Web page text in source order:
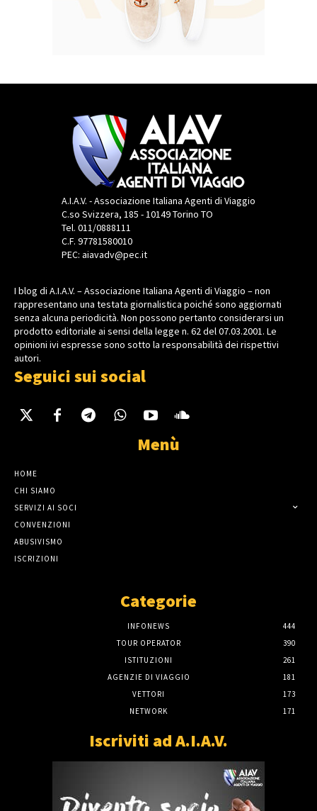
A.I.A.V. - Associazione Italiana Agenti di Viaggio
C.so Svizzera, 185 - 10149 Torino TO
Tel. 011/0888111
C.F. 97781580010
PEC: aiavadv@pec.it
I blog di A.I.A.V. – Associazione Italiana Agenti di Viaggio – non
rappresentano una testata giornalistica poiché sono aggiornati
senza alcuna periodicità. Non possono pertanto considerarsi un
prodotto editoriale ai sensi della legge n. 62 del 07.03.2001. Le
opinioni ivi espresse sono sotto la responsabilità dei rispettivi
autori.
Seguici sui social
Menù
HOME
CHI SIAMO
SERVIZI AI SOCI
CONVENZIONI
ABUSIVISMO
ISCRIZIONI
Categorie
INFONEWS
444
TOUR OPERATOR
390
ISTITUZIONI
261
AGENZIE DI VIAGGIO
181
VETTORI
173
NETWORK
171
Iscriviti ad A.I.A.V.